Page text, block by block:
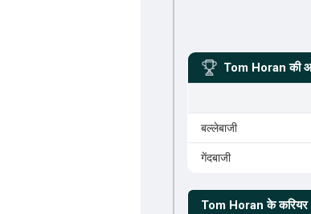
Tom Horan की
बल्लेबाजी
गेंदबाजी
Tom Horan के